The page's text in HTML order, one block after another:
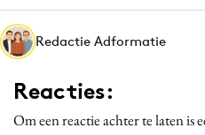
Martech
Media
PR
Programmatic
Redactie Adformatie
Reacties:
Om een reactie achter te laten is